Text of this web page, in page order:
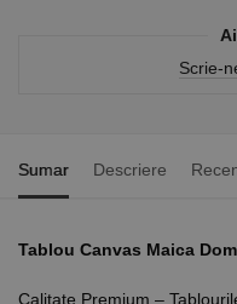
Scrie-
Sumar Descriere
Tablou Canvas Maica
Calitate Premium –